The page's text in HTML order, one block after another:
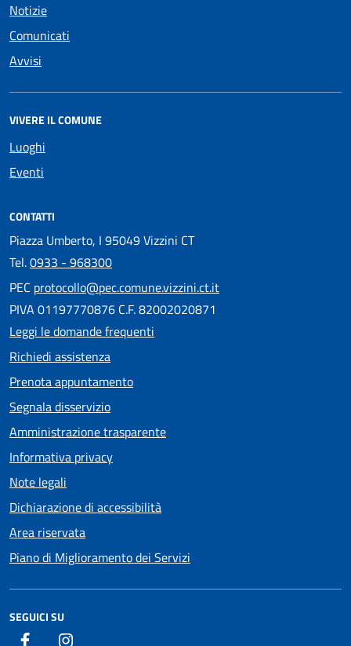
Notizie
Comunicati
Avvisi
VIVERE IL COMUNE
Luoghi
Eventi
CONTATTI
Piazza Umberto, I 95049 Vizzini CT
Tel.0933 - 968300
PEC protocollo@pec.comune.vizzini.ct.it
PIVA 01197770876 C.F. 82002020871
Leggi le domande frequenti
Richiedi assistenza
Prenota appuntamento
Segnala disservizio
Amministrazione trasparente
Informativa privacy
Note legali
Dichiarazione di accessibilità
Area riservata
Piano di Miglioramento dei Servizi
SEGUICI SU